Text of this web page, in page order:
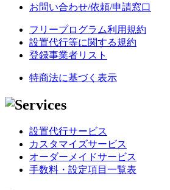
お問い合わせ/依頼/申請窓口
フリープログラム利用規約
設置代行等に関する規約
登録事業者リスト
特商法に基づく表示
設置代行サービス
カスタマイズサービス
オーダーメイドサービス
手数料・設定項目一覧表